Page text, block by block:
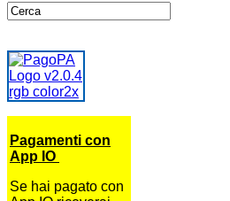
Pagamenti con
App IO
Se hai pagato con